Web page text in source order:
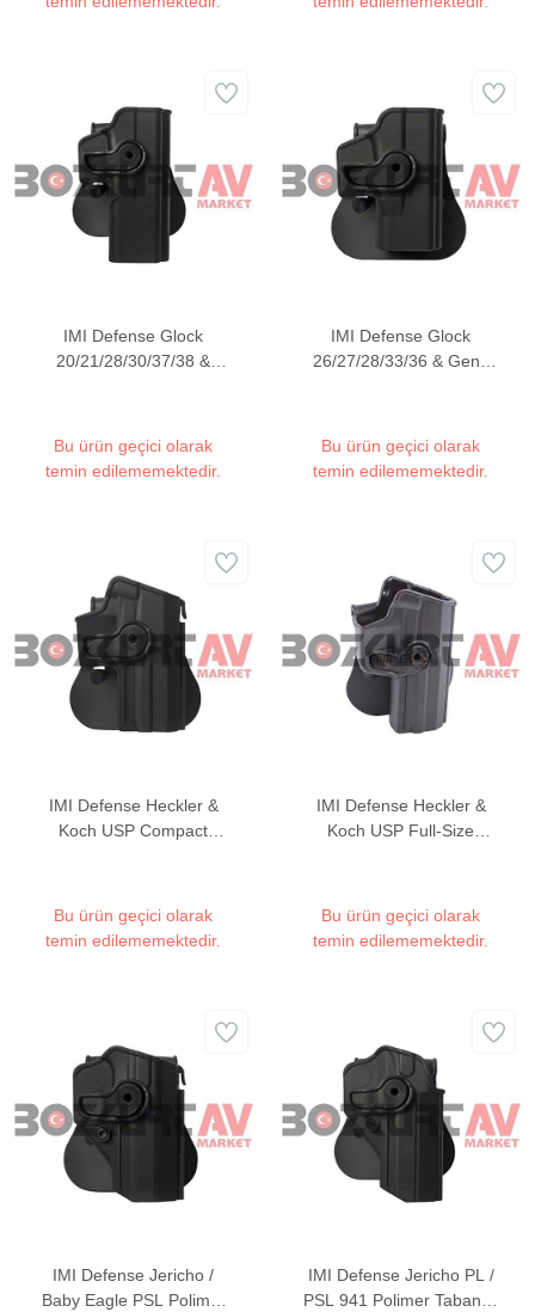
IMI Defense Glock
20/21/28/30/37/38 &
Bu ürün geçici olarak
temin edilememektedir.
IMI Defense Glock
26/27/28/33/36 & Gen4
Bu ürün geçici olarak
temin edilememektedir.
IMI Defense Heckler &
Koch USP Compact
Bu ürün geçici olarak
temin edilememektedir.
IMI Defense Heckler &
Koch USP Full-Size
Bu ürün geçici olarak
temin edilememektedir.
IMI Defense Jericho /
Baby Eagle PSL Polimer
IMI Defense Jericho PL /
PSL 941 Polimer Tabanca